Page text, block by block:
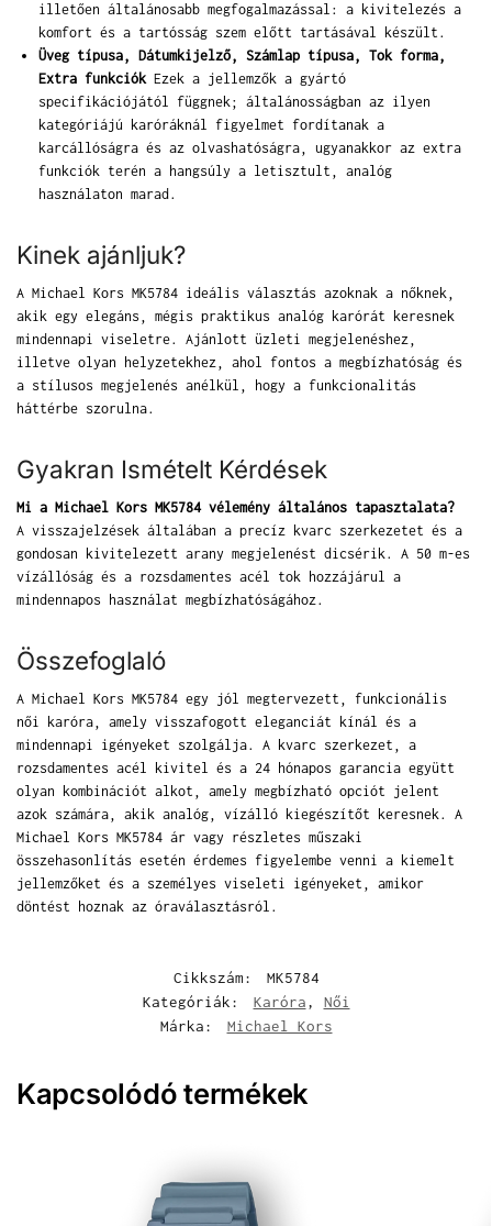
illetően általánosabb megfogalmazással: a kivitelezés a
komfort és a tartósság szem előtt tartásával készült.
Üveg típusa, Dátumkijelző, Számlap típusa, Tok forma,
Extra funkciókEzek a jellemzők a gyártó
specifikációjától függnek; általánosságban az ilyen
kategóriájú karóráknál figyelmet fordítanak a
karcállóságra és az olvashatóságra, ugyanakkor az extra
funkciók terén a hangsúly a letisztult, analóg
használaton marad.
Kinek ajánljuk?
A Michael Kors MK5784 ideális választás azoknak a nőknek,
akik egy elegáns, mégis praktikus analóg karórát keresnek
mindennapi viseletre. Ajánlott üzleti megjelenéshez,
illetve olyan helyzetekhez, ahol fontos a megbízhatóság és
a stílusos megjelenés anélkül, hogy a funkcionalitás
háttérbe szorulna.
Gyakran Ismételt Kérdések
Mi a Michael Kors MK5784 vélemény általános tapasztalata?
A visszajelzések általában a precíz kvarc szerkezetet és a
gondosan kivitelezett arany megjelenést dicsérik. A 50 m-es
vízállóság és a rozsdamentes acél tok hozzájárul a
mindennapos használat megbízhatóságához.
Összefoglaló
A Michael Kors MK5784 egy jól megtervezett, funkcionális
női karóra, amely visszafogott eleganciát kínál és a
mindennapi igényeket szolgálja. A kvarc szerkezet, a
rozsdamentes acél kivitel és a 24 hónapos garancia együtt
olyan kombinációt alkot, amely megbízható opciót jelent
azok számára, akik analóg, vízálló kiegészítőt keresnek. A
Michael Kors MK5784 ár vagy részletes műszaki
összehasonlítás esetén érdemes figyelembe venni a kiemelt
jellemzőket és a személyes viseleti igényeket, amikor
döntést hoznak az óraválasztásról.
Cikkszám:
MK5784
Kategóriák:
Karóra, Női
Márka:
Michael Kors
Kapcsolódó termékek